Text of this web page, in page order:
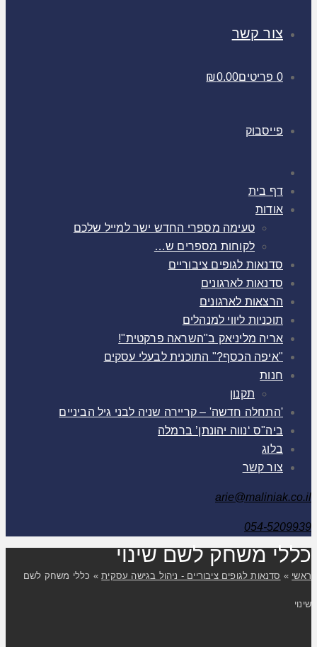
צור קשר
0 פריטים ₪0.00
פייסבוק
דף בית
אודות
טעימה מספרי החדש ישר למייל שלכם
לקוחות מספרים ש…
סדנאות לגופים ציבוריים
סדנאות לארגונים
הרצאות לארגונים
תוכניות ליווי למנהלים
אריה מליניאק ב"השראה פרקטית"!
"איפה הכסף?" התוכנית לבעלי עסקים
חנות
תקנון
'התחלה חדשה' – קריירה שניה לבני גיל הביניים
ביה"ס ‘נווה יהונתן’ ברמלה
בלוג
צור קשר
arie@maliniak.co.il
054-5209939
כללי משחק לשם שינוי
ראשי » סדנאות לגופים ציבוריים - ניהול בגישה עסקית » כללי משחק לשם
שינוי